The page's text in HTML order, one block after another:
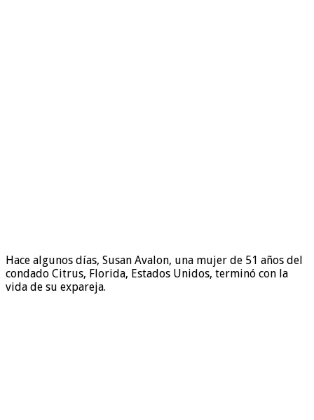
Hace algunos días, Susan Avalon, una mujer de 51 años del
condado Citrus, Florida, Estados Unidos, terminó con la
vida de su expareja.